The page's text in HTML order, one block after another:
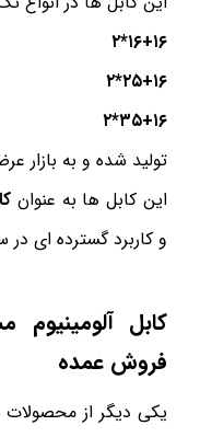
۱۶+۱۶*۲
۲۵+۱۶*۲
۳۵+۱۶*۲
تولید شده و به بازار
این کابل ها به عنوان
و کاربرد گسترده ای در
کابل
فروش عمده
یکی دیگر از محصولات